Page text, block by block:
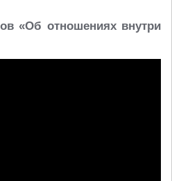
«Об отношениях внутри